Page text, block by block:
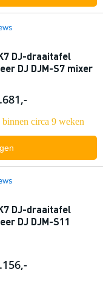
DJ-draaitafel
DJ DJM-S7 mixer
circa 9 weken
DJ-draaitafel
DJ DJM-S11